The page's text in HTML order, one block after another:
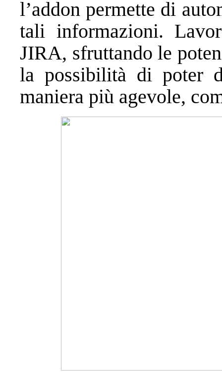
l’addon permette di
tali informazioni.
JIRA, sfruttando le
la possibilità di poter
maniera più agevole,